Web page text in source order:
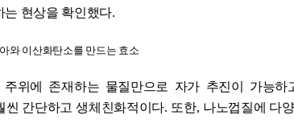
는 현상을 확인했다.
와 이산화탄소를 만드는 효소
위에 존재하는 물질만으로 자가 추진이 가능하
씬 간단하고 생체친화적이다. 또한, 나노껍질에 다